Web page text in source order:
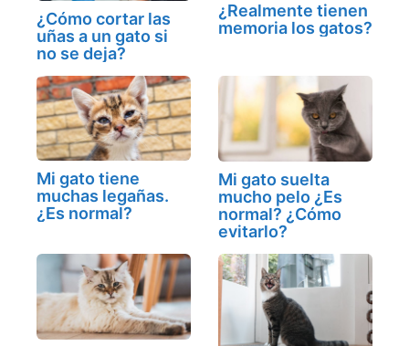
¿Cómo cortar las
uñas a un gato si
no se deja?
¿Realmente tienen
memoria los gatos?
Mi gato tiene
muchas legañas.
¿Es normal?
Mi gato suelta
mucho pelo ¿Es
normal? ¿Cómo
evitarlo?